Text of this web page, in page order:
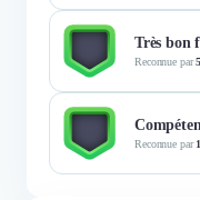
Très bon
Reconnue par
Reconnue par